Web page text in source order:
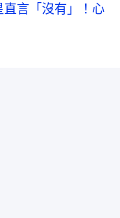
言「沒有」！心